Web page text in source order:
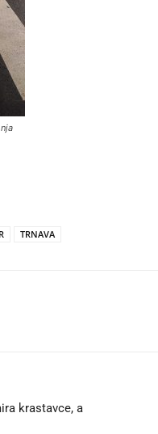
TRNAVA
krastavce, a